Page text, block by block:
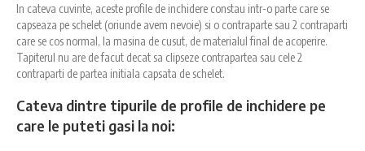
In cateva cuvinte, aceste profile de inchidere constau intr-o parte care se
capseaza pe schelet (oriunde avem nevoie) si o contraparte sau 2 contraparti
care se cos normal, la masina de cusut, de materialul final de acoperire.
Tapiterul nu are de facut decat sa clipseze contrapartea sau cele 2
contraparti de partea initiala capsata de schelet.
Cateva dintre tipurile de profile de inchidere pe
care le puteti gasi la noi: